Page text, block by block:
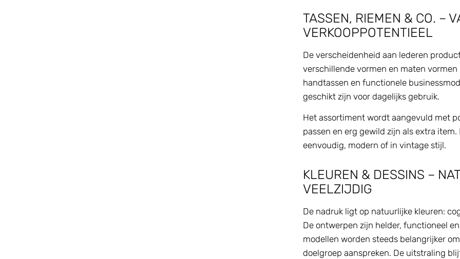
TASSEN, RIEMEN & CO. –
VERKOOPPOTENTIEEL
De verscheidenheid aan lederen
verschillende vormen en maten
handtassen en functionele
geschikt zijn voor dagelijks gebruik.
Het assortiment wordt aangevuld met
passen en erg gewild zijn als extra
eenvoudig, modern of in vintage stijl.
KLEUREN & DESSINS –
VEELZIJDIG
De nadruk ligt op natuurlijke kleuren:
De ontwerpen zijn helder, functioneel
modellen worden steeds belangrijker
doelgroep aanspreken. De uitstraling